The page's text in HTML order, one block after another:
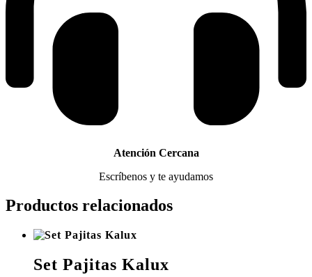
Atención Cercana
Escríbenos y te ayudamos
Productos relacionados
Set Pajitas Kalux